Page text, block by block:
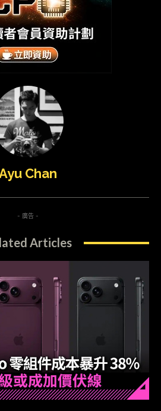
Chan
- 廣告 -
Articles